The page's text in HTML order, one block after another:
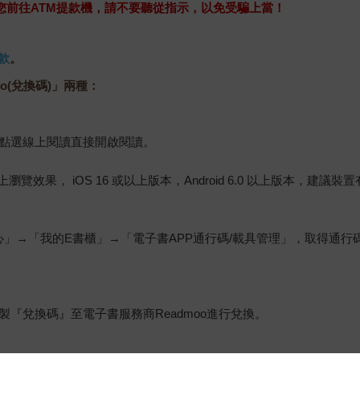
往ATM提款機，請不要聽從指示，以免受騙上當！
。
兌換碼)」兩種：
線上閱讀直接開啟閱讀。
覽效果， iOS 16 或以上版本，Android 6.0 以上版本，建議裝
→「我的E書櫃」→「電子書APP通行碼/載具管理」，取得通行
兌換碼』至電子書服務商Readmoo進行兌換。